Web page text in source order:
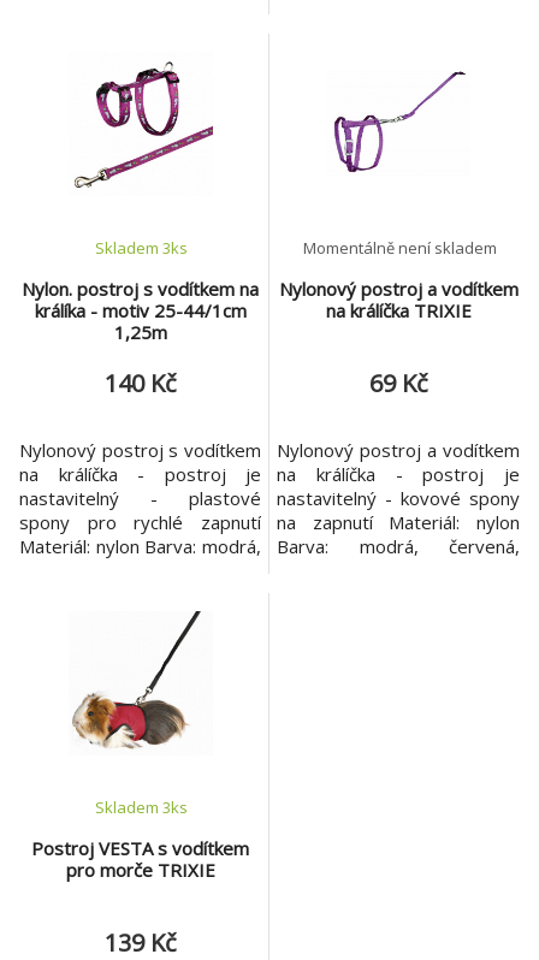
Nylon. postroj s vodítkem na
králíka - motiv 25-44/1cm
1,25m
Skladem 3ks
140 Kč
Nylonový postroj s vodítkem
na králíčka - postroj je
nastavitelný - plastové
spony pro rychlé zapnutí
Materiál: nylon Barva: modrá,
Nylonový postroj a vodítkem
na králíčka TRIXIE
Momentálně není skladem
69 Kč
Nylonový postroj a vodítkem
na králíčka - postroj je
nastavitelný - kovové spony
na zapnutí Materiál: nylon
Barva: modrá, červená,
Postroj VESTA s vodítkem
pro morče TRIXIE
Skladem 3ks
139 Kč